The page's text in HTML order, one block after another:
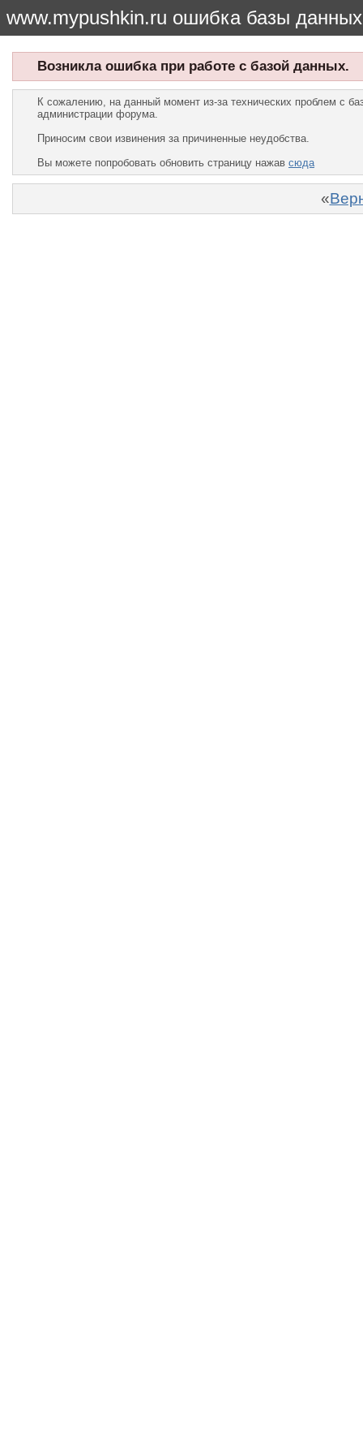
www.mypushkin.ru ошибка базы данных
Возникла ошибка при работе с базой данных.
К сожалению, на данный момент из-за технических проблем с
администрации форума.
Приносим свои извинения за причиненные неудобства.
Вы можете попробовать обновить страницу нажав сюда
«